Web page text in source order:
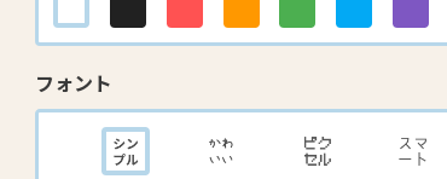
フォント